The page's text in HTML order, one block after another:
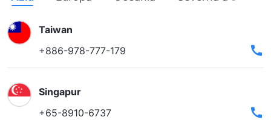
Taiwan
+886-978-777-179
Singapur
+65-8910-6737